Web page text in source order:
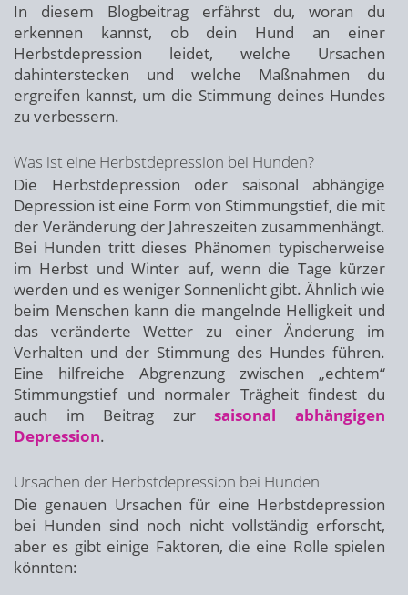
In diesem Blogbeitrag erfährst du, woran du
erkennen kannst, ob dein Hund an einer
Herbstdepression leidet, welche Ursachen
dahinterstecken und welche Maßnahmen du
ergreifen kannst, um die Stimmung deines Hundes
zu verbessern.
Was ist eine Herbstdepression bei Hunden?
Die Herbstdepression oder saisonal abhängige
Depression ist eine Form von Stimmungstief, die mit
der Veränderung der Jahreszeiten zusammenhängt.
Bei Hunden tritt dieses Phänomen typischerweise
im Herbst und Winter auf, wenn die Tage kürzer
werden und es weniger Sonnenlicht gibt. Ähnlich wie
beim Menschen kann die mangelnde Helligkeit und
das veränderte Wetter zu einer Änderung im
Verhalten und der Stimmung des Hundes führen.
Eine hilfreiche Abgrenzung zwischen „echtem“
Stimmungstief und normaler Trägheit findest du
auch im Beitrag zursaisonal abhängigen
Depression.
Ursachen der Herbstdepression bei Hunden
Die genauen Ursachen für eine Herbstdepression
bei Hunden sind noch nicht vollständig erforscht,
aber es gibt einige Faktoren, die eine Rolle spielen
könnten: